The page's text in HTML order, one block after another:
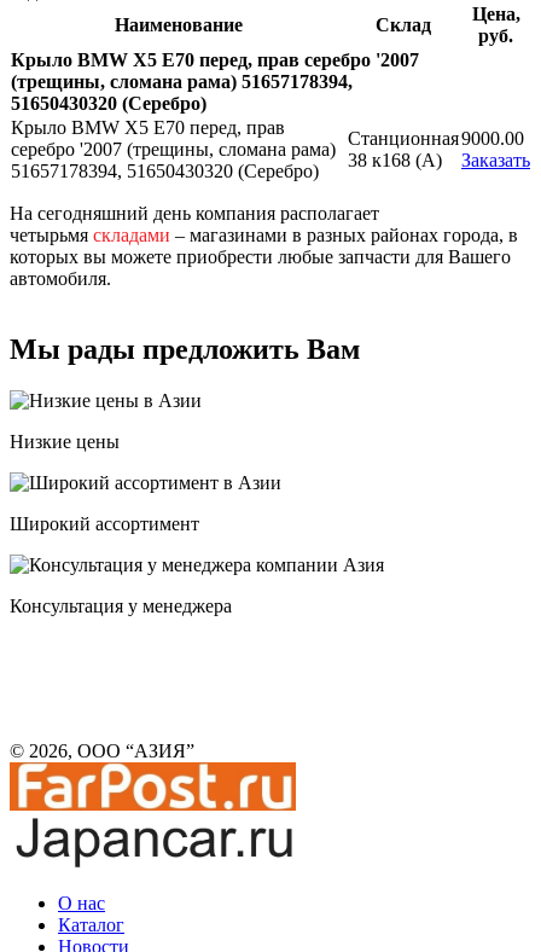
Наименование
Склад
Цена,
руб.
Крыло BMW X5 E70 перед, прав серебро '2007
(трещины, сломана рама) 51657178394,
51650430320 (Серебро)
Крыло BMW X5 E70 перед, прав
серебро '2007 (трещины, сломана рама)
51657178394, 51650430320 (Серебро)
Станционная
38 к168 (A)
9000.00
Заказать
На сегодняшний день компания располагает
четырьмя складами – магазинами в разных районах города, в
которых вы можете приобрести любые запчасти для Вашего
автомобиля.
Мы рады предложить Вам
Низкие цены
Широкий ассортимент
Консультация у менеджера
© 2026, ООО “АЗИЯ”
О нас
Каталог
Новости